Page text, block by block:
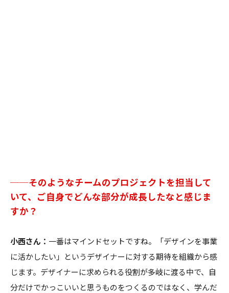
──そのようなチームのプロジェクトを担当して
いて、ご自身でどんな部分が成長したなと感じま
すか？
小西さん： 一番はマインドセットですね。「デザインを事業
に活かしたい」というデザイナーに対する期待を組織から感
じます。デザイナーに求められる役割が多岐に渡る中で、自
分だけでかっこいいと思うものをつくるのではなく、学んだ